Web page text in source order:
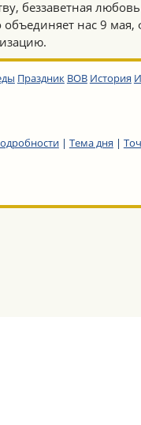
беззаветная
нас 9 мая,
Праздник ВОВ История
| Тема дня |